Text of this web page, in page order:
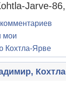
Jarve-
мои
Кохтла-Ярве